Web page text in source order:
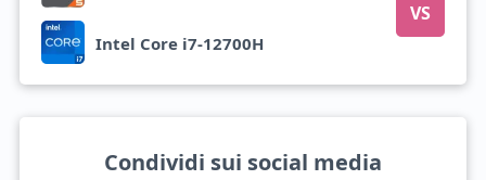
VS
Intel Core i7-12700H
Condividi sui social media